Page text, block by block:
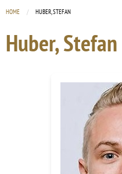
HOME CURRENT:
HUBER, STEFAN
Huber, Stefan